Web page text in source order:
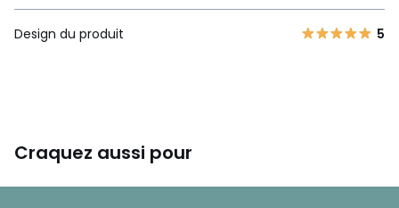
PHILIPS
Design du produit 5
Craquez aussi pour